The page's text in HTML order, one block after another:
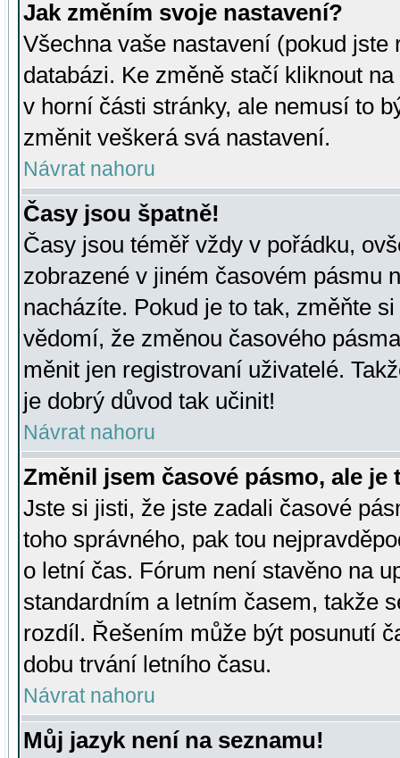
Jak změním svoje nastavení?
Všechna vaše nastavení (pokud
databázi. Ke změně stačí kliknout
v horní části stránky, ale nemusí to
změnit veškerá svá nastavení.
Návrat nahoru
Časy jsou špatně!
Časy jsou téměř vždy v pořádku,
zobrazené v jiném časovém pásmu
nacházíte. Pokud je to tak, změňte
vědomí, že změnou časového
měnit jen registrovaní uživatelé.
je dobrý důvod tak učinit!
Návrat nahoru
Změnil jsem časové pásmo, ale je
Jste si jisti, že jste zadali časové
toho správného, pak tou
o letní čas. Fórum není stavěno na
standardním a letním časem, takže
rozdíl. Řešením může být posunutí
dobu trvání letního času.
Návrat nahoru
Můj jazyk není na seznamu!